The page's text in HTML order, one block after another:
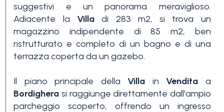
suggestivi e un panorama meraviglioso.
Adiacente la Villadi 283 m2, si trova un
magazzino indipendente di 85 m2, ben
ristrutturato e completo di un bagno e di una
terrazza coperta da un gazebo.
Il piano principale della Villa in Vendita a
Bordighera si raggiunge direttamente dall'ampio
parcheggio scoperto, offrendo un ingresso
1
2
3+